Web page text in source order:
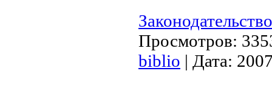
Просмотров:
biblio | Дата: